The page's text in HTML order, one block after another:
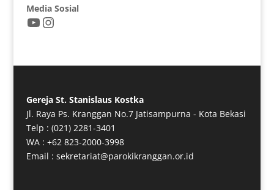
Media Sosial
YouTube
Instagram
Gereja St. Stanislaus Kostka
Jl. Raya Ps. Kranggan No.7 Jatisampurna - Kota Bekasi
Telp : (021) 2281-3401
WA : +62 823-2000-3998
Email : sekretariat@parokikranggan.or.id